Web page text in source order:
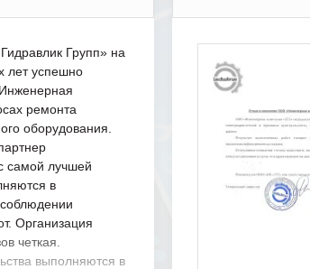
Групп» на
лет успешно
ремонта
оборудования.
самой лучшей
в
Организация
четкая.
выполняются в